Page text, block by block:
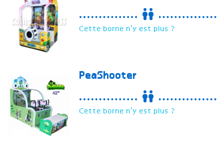
Cette borne n'y est plus ?
PeaShooter
Cette borne n'y est plus ?